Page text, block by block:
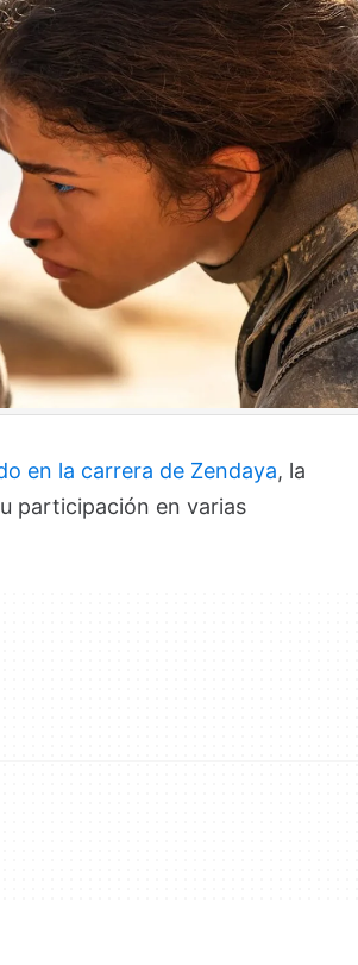
en la carrera de Zendaya, la
participación en varias